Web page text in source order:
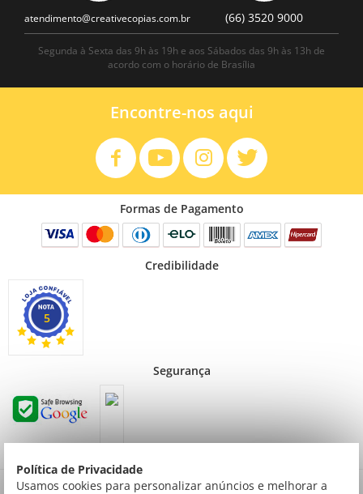
Política de Privacidade
Usamos cookies para personalizar anúncios e melhorar a
atendimento@creativecopias.com.br (66) 3520 9000
Segunda à Sexta das 9h às 19h e aos Sábados das 9h às 13h de
acordo com o horário de Brasília
Encontre-nos aqui
Formas de Pagamento
Credibilidade
5
Segurança
Preços válidos para consumidor final não contribuinte. Preços exclusivos para compras